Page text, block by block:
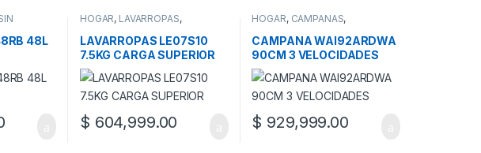
48L
HOGAR, LAVARROPAS,
LAVARROPAS LE07S10
7.5KG CARGA SUPERIOR
$ 604,999.00
HOGAR, CAMPANAS,
CAMPANA WAI92ARDWA
90CM 3 VELOCIDADES
$ 929,999.00